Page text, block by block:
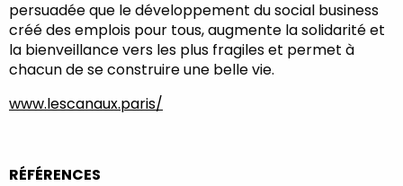
persuadée que le développement du social business
créé des emplois pour tous, augmente la solidarité et
la bienveillance vers les plus fragiles et permet à
chacun de se construire une belle vie.
www.lescanaux.paris/
RÉFÉRENCES